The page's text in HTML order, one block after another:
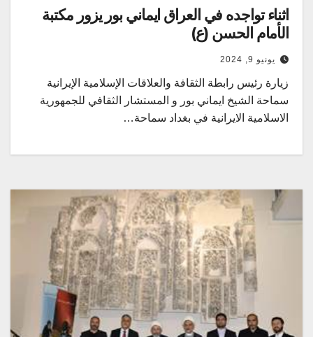
اثناء تواجده في العراق ايماني بور يزور مكتبة
الأمام الحسن (ع)
يونيو 9, 2024
زيارة رئيس رابطة الثقافة والعلاقات الإسلامية الإيرانية
سماحة الشيخ ايماني بور و المستشار الثقافي للجمهورية
الاسلامية الايرانية في بغداد سماحة…